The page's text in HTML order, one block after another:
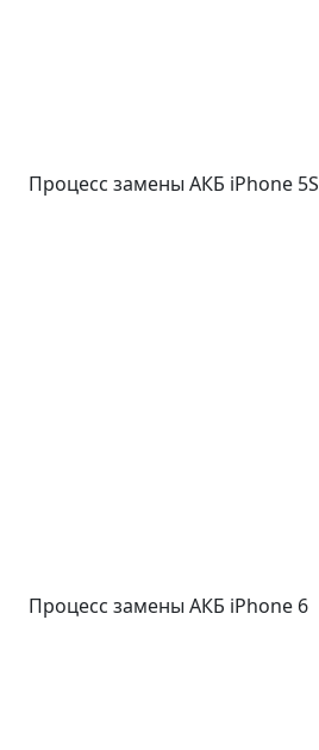
Процесс замены АКБ iPhone 5S
Процесс замены АКБ iPhone 6